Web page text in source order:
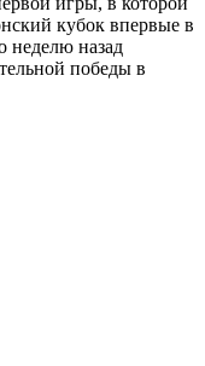
кубок впервые в
неделю назад
победы в